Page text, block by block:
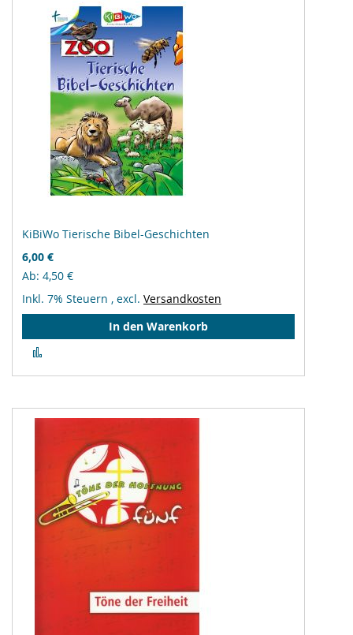
KiBiWo Tierische Bibel-Geschichten
6,00 €
Ab 4,50 €
Inkl. 7% Steuern , excl. Versandkosten
In den Warenkorb
hinzufügen